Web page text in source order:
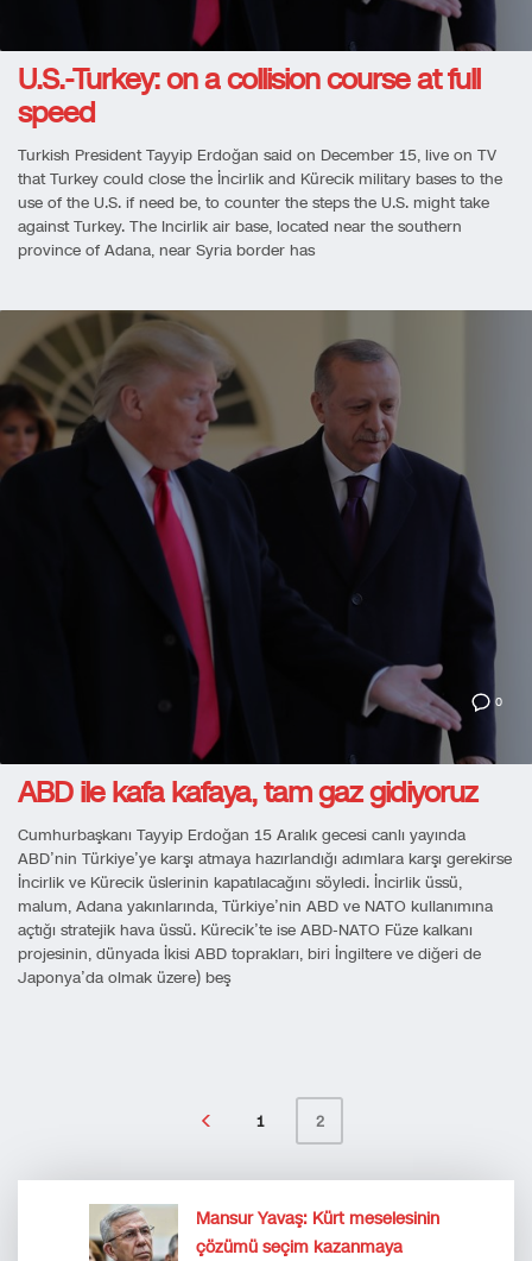
U.S.-Turkey: on a collision course at full
speed
Turkish President Tayyip Erdoğan said on December 15, live on TV
that Turkey could close the İncirlik and Kürecik military bases to the
use of the U.S. if need be, to counter the steps the U.S. might take
against Turkey. The Incirlik air base, located near the southern
province of Adana, near Syria border has
0
ABD ile kafa kafaya, tam gaz gidiyoruz
Cumhurbaşkanı Tayyip Erdoğan 15 Aralık gecesi canlı yayında
ABD’nin Türkiye’ye karşı atmaya hazırlandığı adımlara karşı gerekirse
İncirlik ve Kürecik üslerinin kapatılacağını söyledi. İncirlik üssü,
malum, Adana yakınlarında, Türkiye’nin ABD ve NATO kullanımına
açtığı stratejik hava üssü. Kürecik’te ise ABD-NATO Füze kalkanı
projesinin, dünyada İkisi ABD toprakları, biri İngiltere ve diğeri de
Japonya’da olmak üzere) beş
1 2
Mansur Yavaş: Kürt meselesinin
çözümü seçim kazanmaya